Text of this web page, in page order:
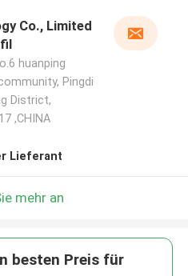
Co., Limited
huanping
Pingdi
District,
,CHINA
Lieferant
mehr an
besten Preis für